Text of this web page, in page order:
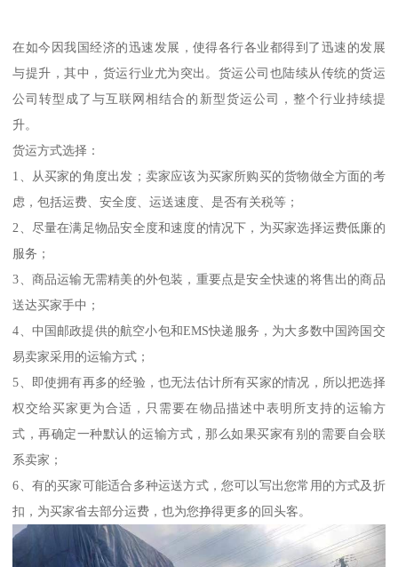
在如今因我国经济的迅速发展，使得各行各业都得到了迅速的发展
与提升，其中，货运行业尤为突出。货运公司也陆续从传统的货运
公司转型成了与互联网相结合的新型货运公司，整个行业持续提
升。
货运方式选择：
1、从买家的角度出发；卖家应该为买家所购买的货物做全方面的考
虑，包括运费、安全度、运送速度、是否有关税等；
2、尽量在满足物品安全度和速度的情况下，为买家选择运费低廉的
服务；
3、商品运输无需精美的外包装，重要点是安全快速的将售出的商品
送达买家手中；
4、中国邮政提供的航空小包和EMS快递服务，为大多数中国跨国交
易卖家采用的运输方式；
5、即使拥有再多的经验，也无法估计所有买家的情况，所以把选择
权交给买家更为合适，只需要在物品描述中表明所支持的运输方
式，再确定一种默认的运输方式，那么如果买家有别的需要自会联
系卖家；
6、有的买家可能适合多种运送方式，您可以写出您常用的方式及折
扣，为买家省去部分运费，也为您挣得更多的回头客。